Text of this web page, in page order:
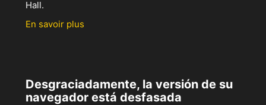
Hall.
En savoir plus
Desgraciadamente, la versión de su
navegador está desfasada